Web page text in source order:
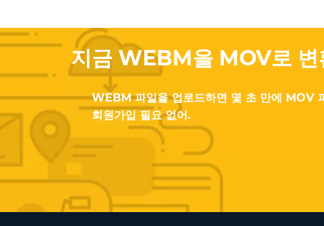
지금 WEBM을 MOV로 변
WEBM 파일을 업로드하면 몇 초 만에 MOV
회원가입 필요 없어.